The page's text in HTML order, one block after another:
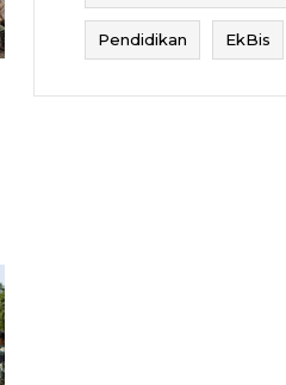
Pendidikan EkBis